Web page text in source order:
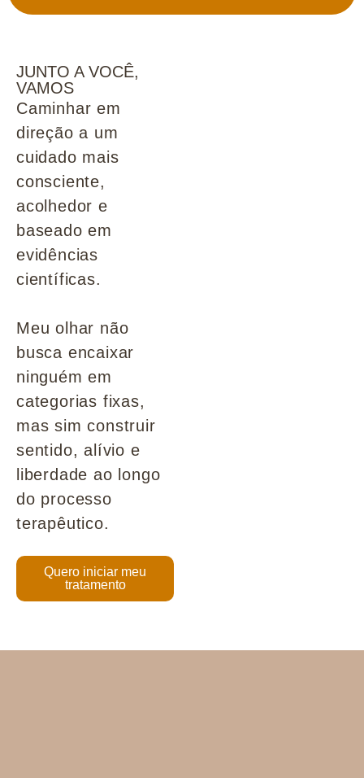
JUNTO A VOCÊ,
VAMOS
Caminhar em
direção a um
cuidado mais
consciente,
acolhedor e
baseado em
evidências
científicas.
Meu olhar não
busca encaixar
ninguém em
categorias fixas,
mas sim construir
sentido, alívio e
liberdade ao longo
do processo
terapêutico.
Quero iniciar meu
tratamento